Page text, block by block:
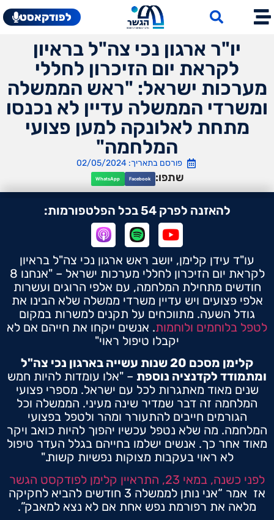
לפודקאסט
יו"ר ארגון נכי צה"ל בראיון
לקראת יום הזיכרון לחללי
מערכות ישראל: "ראש הממשלה
ומשרדי הממשלה עדיין לא נכנסו
מתחת לאלונקה למען פצועי
המלחמה"
פורסם בתאריך: 02/05/2024
שתפו: Facebook
WhatsApp
להאזנה לפרק 54 בכל הפלטפורמות:
עו"ד עידן קלימן, יושב ראש ארגון נכי צה"ל בראיון
לקראת יום הזיכרון לחללי מערכות ישראל – "אנחנו 8
חודשים מתחילת המלחמה, עם אלפי הרוגים ועשרות
אלפי פצועים ויש עדיין משרדי ממשלה שלא הבינו את
גודל השעה. מתווכחים על תקנים למשרות במקום
לטפל בלוחמים ולוחמות. אנשים ייקחו את חייהם אם לא
יקבלו טיפול ראוי"
קלימן מסכם 20 שנות עשייה בארגון נכי צה"ל
ומתמודד לקדנציה נוספת – "אלו עומדות להיות חמש
שנים מאוד מאתגרות לכל עם ישראל. מספרי פצועי
המלחמה זה דבר שמדיר שינה מעיני. הממשלה וכל
הגורמים חייבים להתעורר ומהר ולטפל בפצועי
המלחמה. מה שלא נטפל עכשיו יהפוך להיות כואב ויקר
מאוד אחר כך. אנשים ישלמו בחייהם בגלל העדר טיפול
לא ראוי בעקבות מצוקות נפשיות קשות."
לפני כשנה, במאי 23, התראיין קלימן לפודקסט הגשר
אז אמר “אני נותן לממשלה 3 חודשים להביא לחקיקה
מלאה את רפורמת נפש אחת אם לא נצא למאבק”.